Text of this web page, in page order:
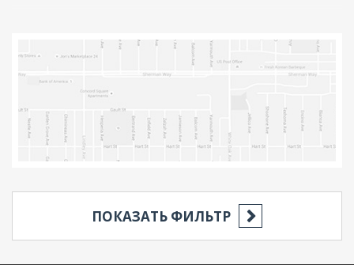
ПОКАЗАТЬ ФИЛЬТР